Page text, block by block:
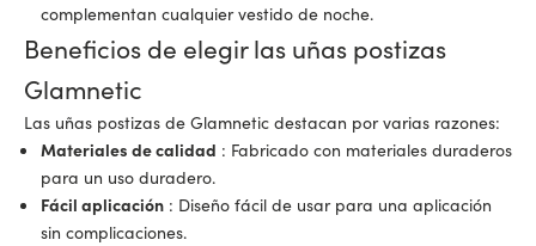
complementan cualquier vestido de noche.
Beneficios de elegir las uñas postizas
Glamnetic
Las uñas postizas de Glamnetic destacan por varias razones:
Materiales de calidad : Fabricado con materiales duraderos
para un uso duradero.
Fácil aplicación : Diseño fácil de usar para una aplicación
sin complicaciones.